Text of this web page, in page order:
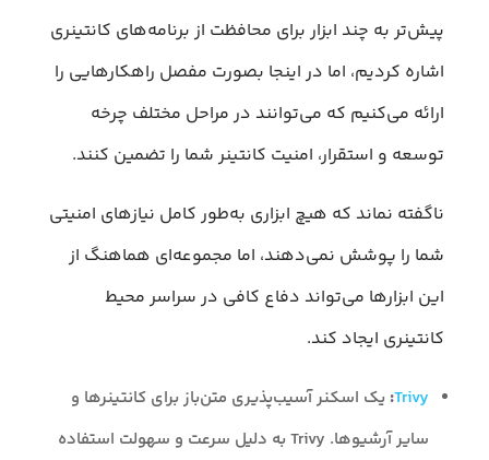
پیش‌تر به چند ابزار برای محافظت از برنامه‌های کانتینری
اشاره کردیم، اما در اینجا بصورت مفصل راهکارهایی را
ارائه می‌کنیم که می‌توانند در مراحل مختلف چرخه
توسعه و استقرار، امنیت کانتینر شما را تضمین کنند.
ناگفته نماند که هیچ ابزاری به‌طور کامل نیازهای امنیتی
شما را پوشش نمی‌دهند، اما مجموعه‌ای هماهنگ از
این ابزارها می‌تواند دفاع کافی در سراسر محیط
کانتینری ایجاد کند.
Trivy
: یک اسکنر آسیب‌پذیری متن‌باز برای کانتینرها و
سایر آرشیوها. Trivy به دلیل سرعت و سهولت استفاده